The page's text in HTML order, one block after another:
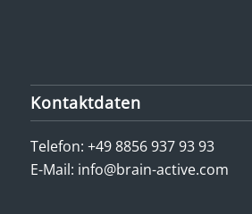
Kontaktdaten
Telefon: +49 8856 937 93 93
E-Mail: info@brain-active.com